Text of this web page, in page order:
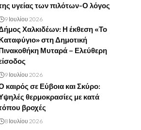
υγείας των πιλότων-Ο λόγος
9 Ιουλίου 2026
Χαλκιδέων: Η έκθεση «Το
στη Δημοτική
Μυταρά – Ελεύθερη
9 Ιουλίου 2026
καιρός σε Εύβοια και Σκύρο:
θερμοκρασίες με κατά
βροχές
8 Ιουλίου 2026